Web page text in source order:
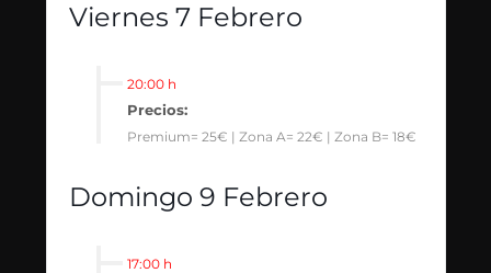
Viernes 7 Febrero
20:00 h
Precios:
Premium= 25€ | Zona A= 22€ | Zona B= 18€
Domingo 9 Febrero
17:00 h